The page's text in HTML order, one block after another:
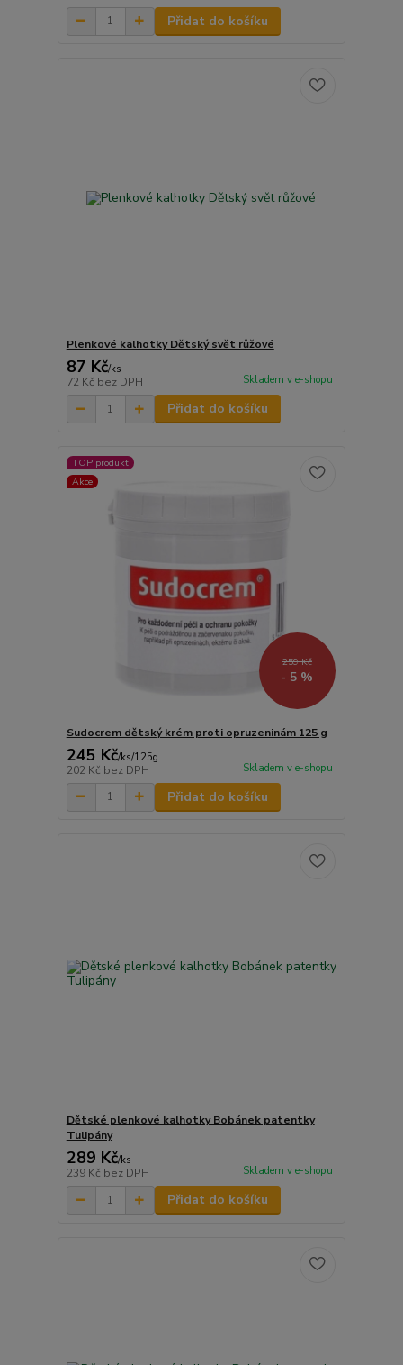
Přidat do košíku
Plenkové kalhotky Dětský svět růžové
87 Kč/ks
72 Kč bez DPH Skladem v e-shopu
Přidat do košíku
TOP produkt
Akce
259 Kč
- 5 %
Sudocrem dětský krém proti opruzeninám 125 g
245 Kč/ks/125g
202 Kč bez DPH Skladem v e-shopu
Přidat do košíku
Dětské plenkové kalhotky Bobánek patentky
Tulipány
289 Kč/ks
239 Kč bez DPH Skladem v e-shopu
Přidat do košíku